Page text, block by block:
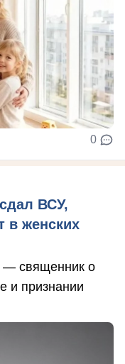
0
ВСУ,
в женских
— священник о
и признании